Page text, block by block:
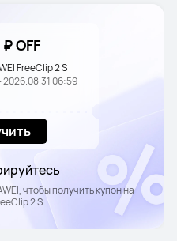
OFF
FreeClip 2 S
2026.08.31 06:59
чтобы получить купон на
2 S.